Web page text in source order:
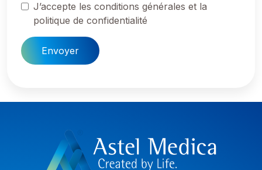
J’accepte les conditions générales et la
politique de confidentialité
Envoyer